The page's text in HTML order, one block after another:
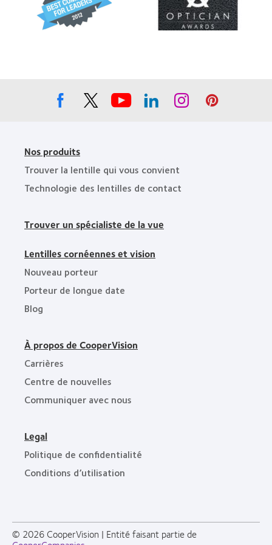
Area
2012
Best
Companies
2010
Contact
Lens
Nos produits
Trouver la lentille qui vous convient
Technologie des lentilles de contact
Trouver un spécialiste de la vue
Lentilles cornéennes et vision
Nouveau porteur
Porteur de longue date
Blog
À propos de CooperVision
Carrières
Centre de nouvelles
Communiquer avec nous
Legal
Politique de confidentialité
Conditions d’utilisation
© 2026 CooperVision | Entité faisant partie de